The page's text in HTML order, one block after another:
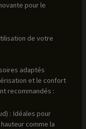
pour le
de votre
adaptés
et le confort
recommandés :
: Idéales pour
comme la